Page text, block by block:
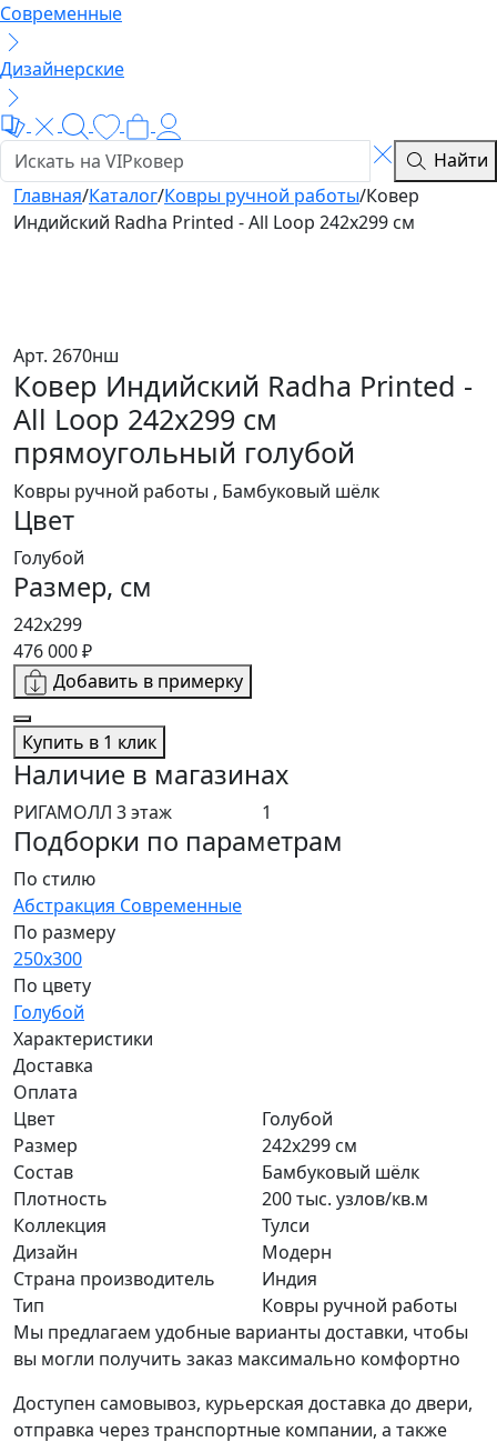
Современные
Дизайнерские
Найти
Главная/Каталог/Ковры ручной работы/Ковер
Индийский Radha Printed - All Loop 242x299 см
Арт. 2670нш
Ковер Индийский Radha Printed -
All Loop 242x299 см
прямоугольный голубой
Ковры ручной работы , Бамбуковый шёлк
Цвет
Голубой
Размер, см
242x299
476 000 ₽
Добавить в примерку
Купить в 1 клик
Наличие в магазинах
РИГАМОЛЛ 3 этаж 1
Подборки по параметрам
По стилю
Абстракция Современные
По размеру
250x300
По цвету
Голубой
Характеристики
Доставка
Оплата
Цвет
Голубой
Размер
242x299 см
Состав
Бамбуковый шёлк
Плотность
200 тыс. узлов/кв.м
Коллекция
Тулси
Дизайн
Модерн
Страна производитель
Индия
Тип
Ковры ручной работы
Мы предлагаем удобные варианты доставки, чтобы
вы могли получить заказ максимально комфортно
Доступен самовывоз, курьерская доставка до двери,
отправка через транспортные компании, а также